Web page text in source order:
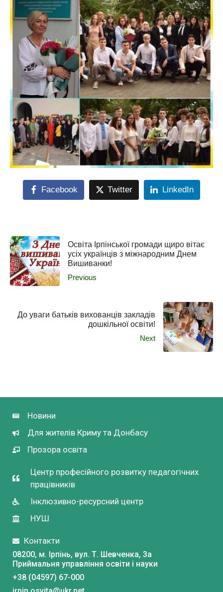
Facebook Twitter LinkedIn
Освіта Ірпінської громади щиро вітає
усіх українців з міжнародним Днем
Вишиванки!
Previous
До уваги батьків вихованців закладів
дошкільної освіти!
Next
Новини
Для жителів Криму та Донбасу
Прозора освіта
Центр професійного розвитку педагогічних
працівників
Інклюзивно-ресурсний центр
НУШ
Контакти
08200, м. Ірпінь, вул. Т. Шевченка, 3a
Приймальня управління освіти і науки
+38 (04597) 67-000